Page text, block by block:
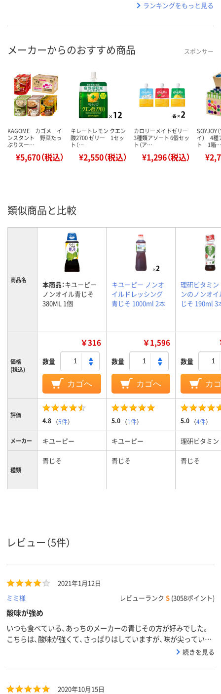
ランキングをもっと見る
メーカーからのおすすめ商品 スポンサー
KAGOME カゴメ イ
ンスタント 野菜たっ
ぷりスー…
¥5,670（税込）
キレートレモン クエン
酸2700 ゼリー 1セッ
ト（…
¥2,550（税込）
カロリーメイトゼリー
3種類アソート 6個セッ
ト（ア…
¥1,296（税込）
SOYJOY
イ） 4種
ト 1箱…
類似商品と比較
商品名 本商品：キユーピー
ノンオイル青じそ
380ML 1個
キユーピー ノンオ
イルドレッシング
青じそ 1000ml 2本
理研ビタミン
ンのノンオイ
じそ 190ml 3
価格
(税込)
￥316
数量
カゴへ
￥1,596
数量
カゴへ
数量
カ
評価
4.8 （5件） 5.0 （1件） 5.0 （4件）
メーカー キユーピー キユーピー 理研ビタミン
種類
青じそ 青じそ 青じそ
レビュー（5件）
2021年1月12日
ミミ様
レビューランク S (3058ポイント)
酸味が強め
いつも食べている、あっちのメーカーの青じその方が好みでした。
こちらは、酸味が強くて、さっぱりはしていますが、味が尖っている
続きを見る
2020年10月15日